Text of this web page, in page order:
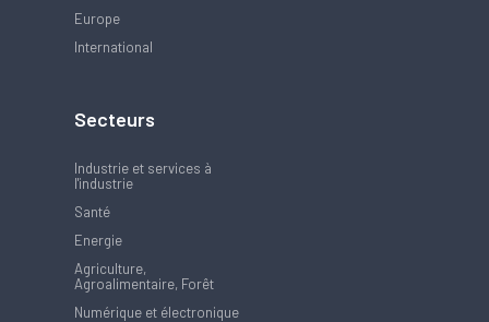
Europe
International
Secteurs
Industrie et services à
l'industrie
Santé
Energie
Agriculture,
Agroalimentaire, Forêt
Numérique et électronique